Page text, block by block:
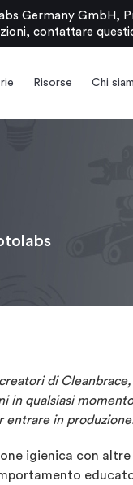
Germany GmbH,
contattare
Risorse Chi
di
in qualsiasi
entrare in
igienica con altre